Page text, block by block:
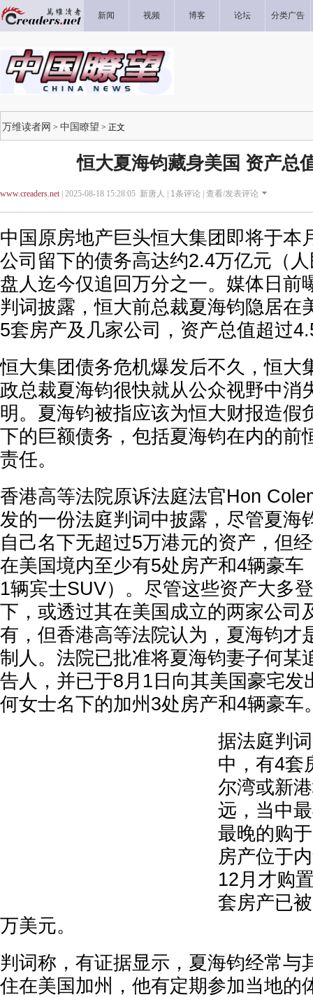
新闻 视频 博客 论坛 分类广告
万维读者网 > 中国瞭望 > 正文
恒大夏海钧藏身美国 资产总
www.creaders.net| 2025-08-18 15:28:05 新唐人 | 1条评论 | 查看/发表评论
中国原房地产巨头恒大集团即将于本
公司留下的债务高达约2.4万亿元（
盘人迄今仅追回万分之一。媒体日前
判词披露，恒大前总裁夏海钧隐居在
5套房产及几家公司，资产总值超过
恒大集团债务危机爆发后不久，恒大
政总裁夏海钧很快就从公众视野中消
明。夏海钧被指应该为恒大财报造假
下的巨额债务，包括夏海钧在内的前
责任。
香港高等法院原诉法庭法官Hon
发的一份法庭判词中披露，尽管夏海
自己名下无超过5万港元的资产，但
在美国境内至少有5处房产和4辆豪车
1辆宾士SUV）。尽管这些资产大多
下，或透过其在美国成立的两家公司
有，但香港高等法院认为，夏海钧才
制人。法院已批准将夏海钧妻子何某
告人，并已于8月1日向其美国豪宅发
何女士名下的加州3处房产和4辆豪车
据法庭判
中，有4套
尔湾或新
远，当中
最晚的购
房产位于
12月才购
套房产已
万美元。
判词称，有证据显示，夏海钧经常与
住在美国加州，他有定期参加当地的